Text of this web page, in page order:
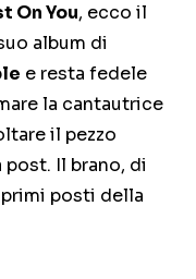
On You, ecco il
album di
e resta fedele
la cantautrice
il pezzo
Il brano, di
posti della